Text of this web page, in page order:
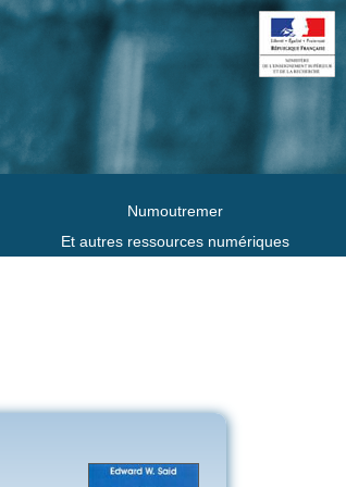
Numoutremer
Et autres ressources numériques